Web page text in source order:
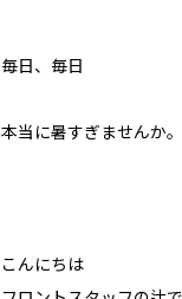
毎日、毎日
本当に暑すぎませんか
こんにちは